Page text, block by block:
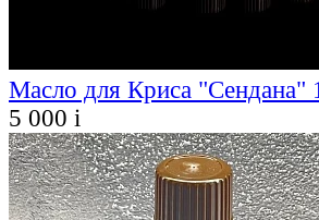
Масло для Криса "Сендана"
5 000 i